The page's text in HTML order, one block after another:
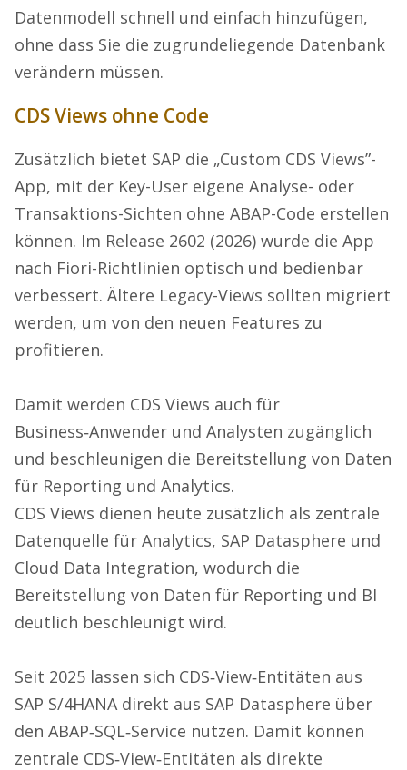
Datenmodell schnell und einfach hinzufügen,
ohne dass Sie die zugrundeliegende Datenbank
verändern müssen.
CDS Views ohne Code
Zusätzlich bietet SAP die „Custom CDS Views”-
App, mit der Key-User eigene Analyse- oder
Transaktions-Sichten ohne ABAP-Code erstellen
können. Im Release 2602 (2026) wurde die App
nach Fiori-Richtlinien optisch und bedienbar
verbessert. Ältere Legacy-Views sollten migriert
werden, um von den neuen Features zu
profitieren.
Damit werden CDS Views auch für
Business‑Anwender und Analysten zugänglich
und beschleunigen die Bereitstellung von Daten
für Reporting und Analytics.
CDS Views dienen heute zusätzlich als zentrale
Datenquelle für Analytics, SAP Datasphere und
Cloud Data Integration, wodurch die
Bereitstellung von Daten für Reporting und BI
deutlich beschleunigt wird.
Seit 2025 lassen sich CDS‑View‑Entitäten aus
SAP S/4HANA direkt aus SAP Datasphere über
den ABAP‑SQL‑Service nutzen. Damit können
zentrale CDS‑View‑Entitäten als direkte